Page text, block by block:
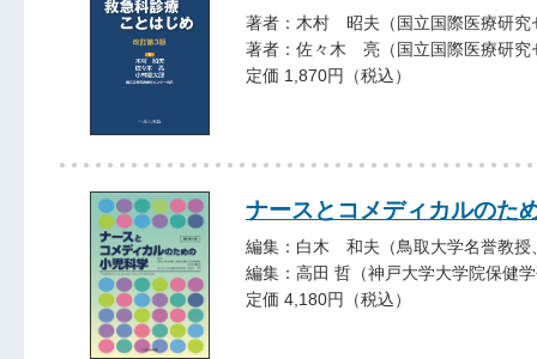
著者：木村 昭夫（国立国際医療研究
著者：佐々木 亮（国立国際医療研究
定価 1,870円（税込）
ナースとコメディカルのた
編集：白木 和夫（鳥取大学名誉教授
編集：高田 哲（神戸大学大学院保健
定価 4,180円（税込）